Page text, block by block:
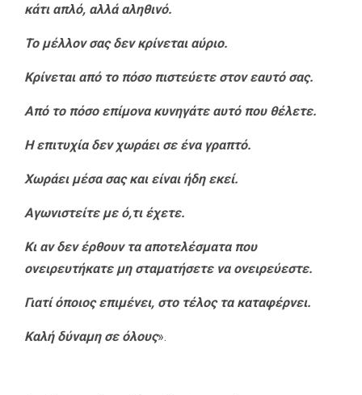
κάτι απλό, αλλά αληθινό.
Το μέλλον σας δεν κρίνεται αύριο.
Κρίνεται από το πόσο πιστεύετε στον εαυτό σας.
Από το πόσο επίμονα κυνηγάτε αυτό που θέλετε.
Η επιτυχία δεν χωράει σε ένα γραπτό.
Χωράει μέσα σας και είναι ήδη εκεί.
Αγωνιστείτε με ό,τι έχετε.
Κι αν δεν έρθουν τα αποτελέσματα που
ονειρευτήκατε μη σταματήσετε να ονειρεύεστε.
Γιατί όποιος επιμένει, στο τέλος τα καταφέρνει.
Καλή δύναμη σε όλους».